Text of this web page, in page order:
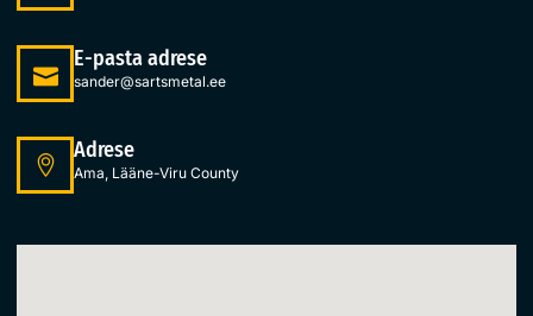
E-pasta adrese
sander@sartsmetal.ee
Adrese
Ama, Lääne-Viru County